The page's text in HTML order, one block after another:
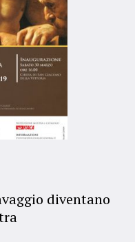
diventano